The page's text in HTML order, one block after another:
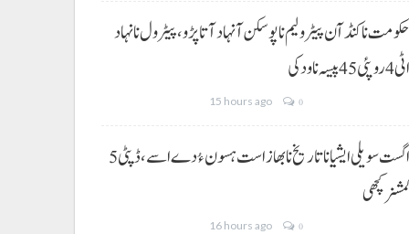
حکومت نا کنڈ آن پیٹرولیم نا پوسکن آ نہاد آتا پڑو،پیٹرول نا نہاد
اٹی 4 روپئی 45 پیسہ نا ودکی
15 hours ago 0
5 اگست سویلی ایشیا نا تاریخ نا بھاز است ہسون ءُ دے اسے،ڈپٹی
کمشنر کچھی
16 hours ago 0